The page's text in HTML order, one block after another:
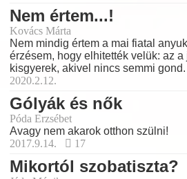
Nem értem...!
Kovács Márta
Nem mindig értem a mai fiatal
érzésem, hogy elhitették velük: az a
kisgyerek, akivel nincs semmi gond.
2020.2.12.
Gólyák és nők
Póda Erzsébet
Avagy nem akarok otthon szülni!
2017.9.14.
17
Mikortól szobatiszta?